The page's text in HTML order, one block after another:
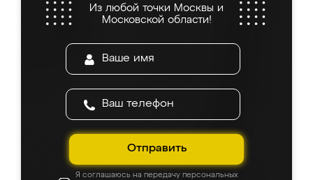
Из любой точки Москвы и
Московской области!
Отправить
Я соглашаюсь на передачу персональных